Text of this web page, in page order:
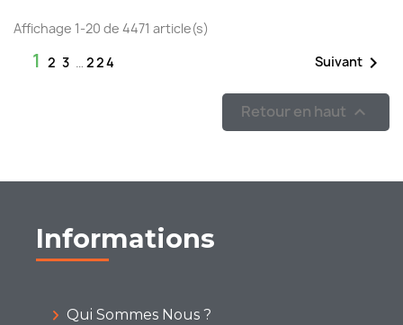
Affichage 1-20 de 4471 article(s)
1 2 3 … 224 Suivant 
Retour en haut 
Informations
Qui Sommes Nous ?